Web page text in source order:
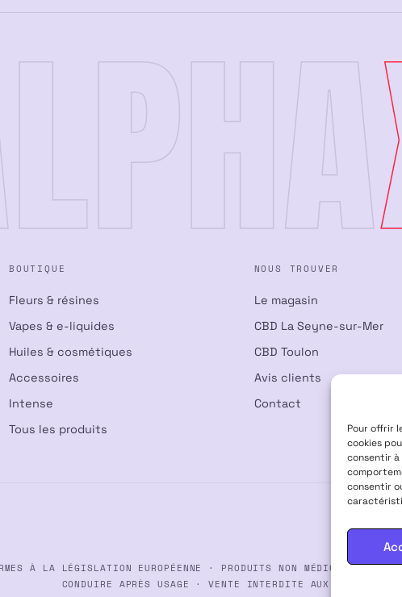
Pour offrir
cookies
consentir
consentir
BOUTIQUE
Fleurs & résines
Vapes & e-liquides
Huiles & cosmétiques
Accessoires
Intense
Tous les produits
NOUS TROUVER
Le magasin
CBD La Seyne-sur-Mer
CBD Toulon
Avis clients
Contact
À LA LÉGISLATION EUROPÉENNE · PRODUITS NON
CONDUIRE APRÈS USAGE · VENTE INTERDITE AUX MINEURS